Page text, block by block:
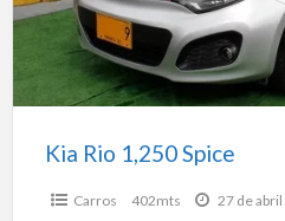
Kia Rio 1,250 Spice
Carros 402mts 27 de